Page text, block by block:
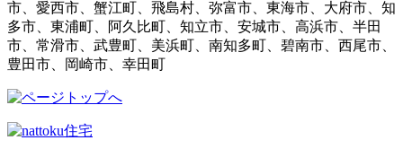
市、愛西市、蟹江町、飛島村、弥富市、東海市、大府市、知
多市、東浦町、阿久比町、知立市、安城市、高浜市、半田
市、常滑市、武豊町、美浜町、南知多町、碧南市、西尾市、
豊田市、岡崎市、幸田町